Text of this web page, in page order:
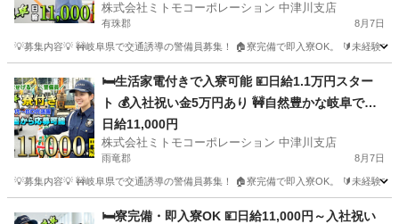
🚧日払い対応あり💸遠方の方もWeb面接で気軽に
応募を📱
株式会社ミトモコーポレーション 中津川支店
有珠郡 8月7日
💡募集内容💡 🚧岐阜県で交通誘導の警備員募集！ 🏠寮完備で即入寮OK。 🔰未経験
警備員 給料
🛏️生活家電付きで入寮可能 💴日給1.1万円スター
ト 💰入社祝い金5万円あり 🚧自然豊かな岐阜で交
通誘導 🚅赴任交通費補助で遠方も安心 🔰未経験か
らプロを目指せる 📱スマホで手軽にWeb面接 👫カ
ップルや夫婦での赴任歓迎
日給11,000円
株式会社ミトモコーポレーション 中津川支店
雨竜郡 8月7日
💡募集内容💡 🚧岐阜県で交通誘導の警備員募集！ 🏠寮完備で即入寮OK。 🔰未経験
警備員 給料
🛏️寮完備・即入寮OK 💴日給11,000円～入社祝い